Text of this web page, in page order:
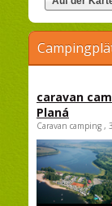
caravan
Planá
Caravan camping ,